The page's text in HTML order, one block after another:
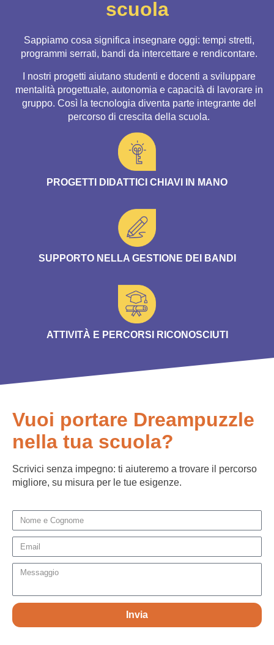
scuola
Sappiamo cosa significa insegnare oggi: tempi stretti,
programmi serrati, bandi da intercettare e rendicontare.
I nostri progetti aiutano studenti e docenti a sviluppare
mentalità progettuale, autonomia e capacità di lavorare in
gruppo. Così la tecnologia diventa parte integrante del
percorso di crescita della scuola.
PROGETTI DIDATTICI CHIAVI IN MANO
SUPPORTO NELLA GESTIONE DEI BANDI
ATTIVITÀ E PERCORSI RICONOSCIUTI
Vuoi portare Dreampuzzle
nella tua scuola?
Scrivici senza impegno: ti aiuteremo a trovare il percorso
migliore, su misura per le tue esigenze.
Invia